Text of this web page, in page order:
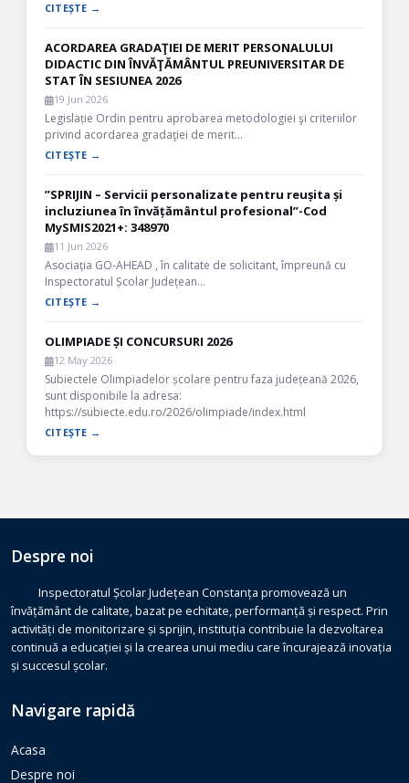
CITEȘTE →
ACORDAREA GRADAŢIEI DE MERIT PERSONALULUI
DIDACTIC DIN ÎNVĂŢĂMÂNTUL PREUNIVERSITAR DE
STAT ÎN SESIUNEA 2026
19 Jun 2026
Legislație Ordin pentru aprobarea metodologiei şi criteriilor
privind acordarea gradaţiei de merit…
CITEȘTE →
”SPRIJIN – Servicii personalizate pentru reușita și
incluziunea în învățământul profesional”-Cod
MySMIS2021+: 348970
11 Jun 2026
Asociația GO-AHEAD , în calitate de solicitant, împreună cu
Inspectoratul Școlar Județean…
CITEȘTE →
OLIMPIADE ȘI CONCURSURI 2026
12 May 2026
Subiectele Olimpiadelor școlare pentru faza județeană 2026,
sunt disponibile la adresa:
https://subiecte.edu.ro/2026/olimpiade/index.html
CITEȘTE →
Despre noi
Inspectoratul Școlar Județean Constanța promovează un
învățământ de calitate, bazat pe echitate, performanță și respect. Prin
activități de monitorizare și sprijin, instituția contribuie la dezvoltarea
continuă a educației și la crearea unui mediu care încurajează inovația
și succesul școlar.
Navigare rapidă
Acasa
Despre noi